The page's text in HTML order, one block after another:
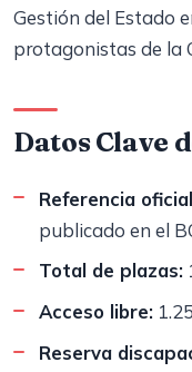
Gestión del Estado
protagonistas de la
Datos Clave
Referencia
publicado en el
Total de plazas:
Acceso libre:
Reserva